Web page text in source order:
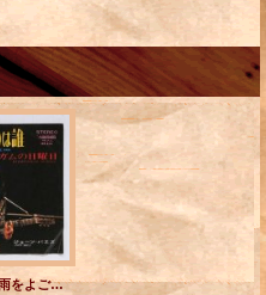
EP/7"/Vinyl 雨をよごしたのは誰 バーミンガムの日曜日 ジョーン・バエズ (1967) VANGUARD